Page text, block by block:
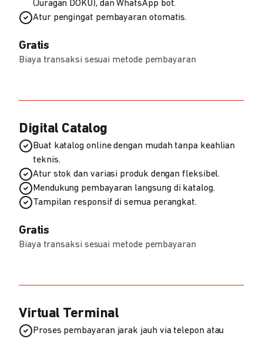
(Juragan DOKU), dan WhatsApp bot.
Atur pengingat pembayaran otomatis.
Gratis
Biaya transaksi sesuai metode pembayaran
Digital Catalog
Buat katalog online dengan mudah tanpa keahlian
teknis.
Atur stok dan variasi produk dengan fleksibel.
Mendukung pembayaran langsung di katalog.
Tampilan responsif di semua perangkat.
Gratis
Biaya transaksi sesuai metode pembayaran
Virtual Terminal
Proses pembayaran jarak jauh via telepon atau